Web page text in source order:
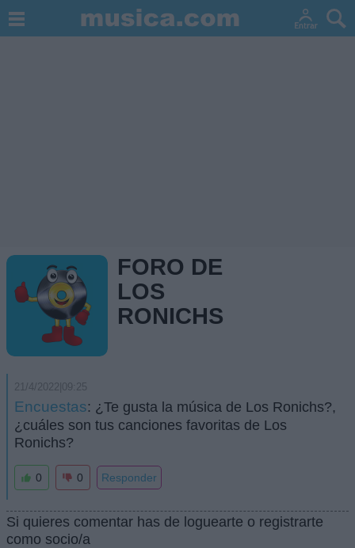
FORO DE
LOS
RONICHS
21/4/2022|09:25
Encuestas: ¿Te gusta la música de Los Ronichs?,
¿cuáles son tus canciones favoritas de Los
Ronichs?
0 0 Responder
Si quieres comentar has de loguearte o registrarte
como socio/a